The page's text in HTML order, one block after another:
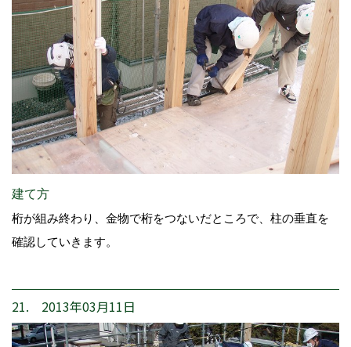
建て方
桁が組み終わり、金物で桁をつないだところで、柱の垂直を
確認していきます。
21. 2013年03月11日